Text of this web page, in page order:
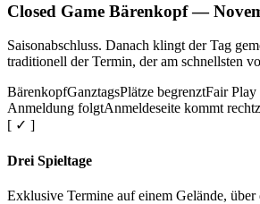
Closed Game Bärenkopf —
Saisonabschluss. Danach klingt der Tag
traditionell der Termin, der am schnellsten
BärenkopfGanztagsPlätze begrenztFair Play
Anmeldung folgtAnmeldeseite kommt
[ ✓ ]
Drei Spieltage
Exklusive Termine auf einem Gelände, über